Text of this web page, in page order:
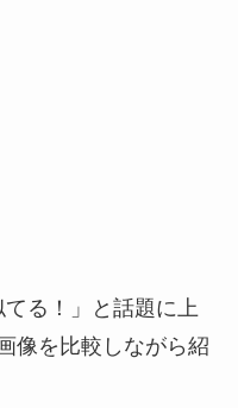
る！」と話題に上
像を比較しながら紹